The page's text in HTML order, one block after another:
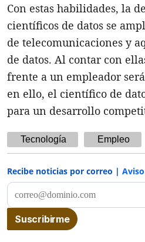
Con estas habilidades, la
científicos de datos se
de telecomunicaciones y
de datos. Al contar con
frente a un empleador
en ello, el científico de
para un desarrollo
Tecnología Empleo
Recibe noticias por correo |